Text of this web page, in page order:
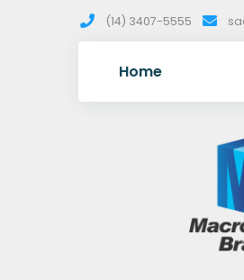
(14) 3407-5555
Home